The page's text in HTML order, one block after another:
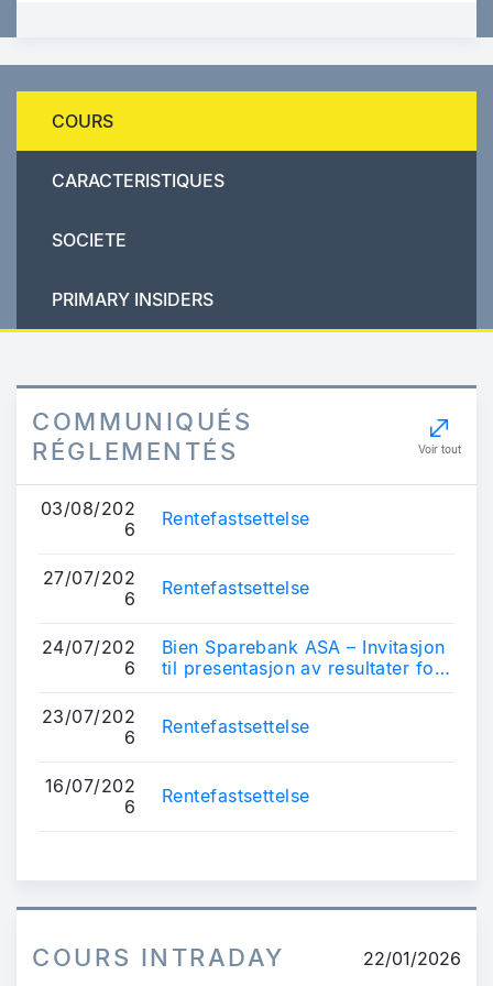
COURS
CARACTERISTIQUES
SOCIETE
PRIMARY INSIDERS
COMMUNIQUÉS
RÉGLEMENTÉS
Voir tout
03/08/202
6
Rentefastsettelse
27/07/202
6
Rentefastsettelse
24/07/202
6
Bien Sparebank ASA – Invitasjon
til presentasjon av resultater for
23/07/202
6
Rentefastsettelse
16/07/202
6
Rentefastsettelse
COURS INTRADAY 22/01/2026